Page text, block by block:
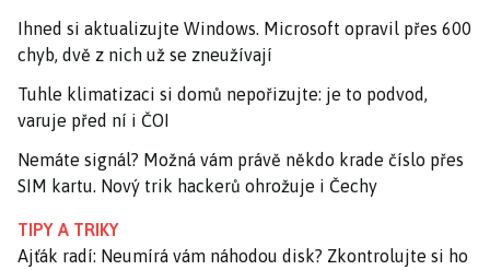
Ihned si aktualizujte Windows. Microsoft opravil přes 600
chyb, dvě z nich už se zneužívají
Tuhle klimatizaci si domů nepořizujte: je to podvod,
varuje před ní i ČOI
Nemáte signál? Možná vám právě někdo krade číslo přes
SIM kartu. Nový trik hackerů ohrožuje i Čechy
TIPY A TRIKY
Ajťák radí: Neumírá vám náhodou disk? Zkontrolujte si ho